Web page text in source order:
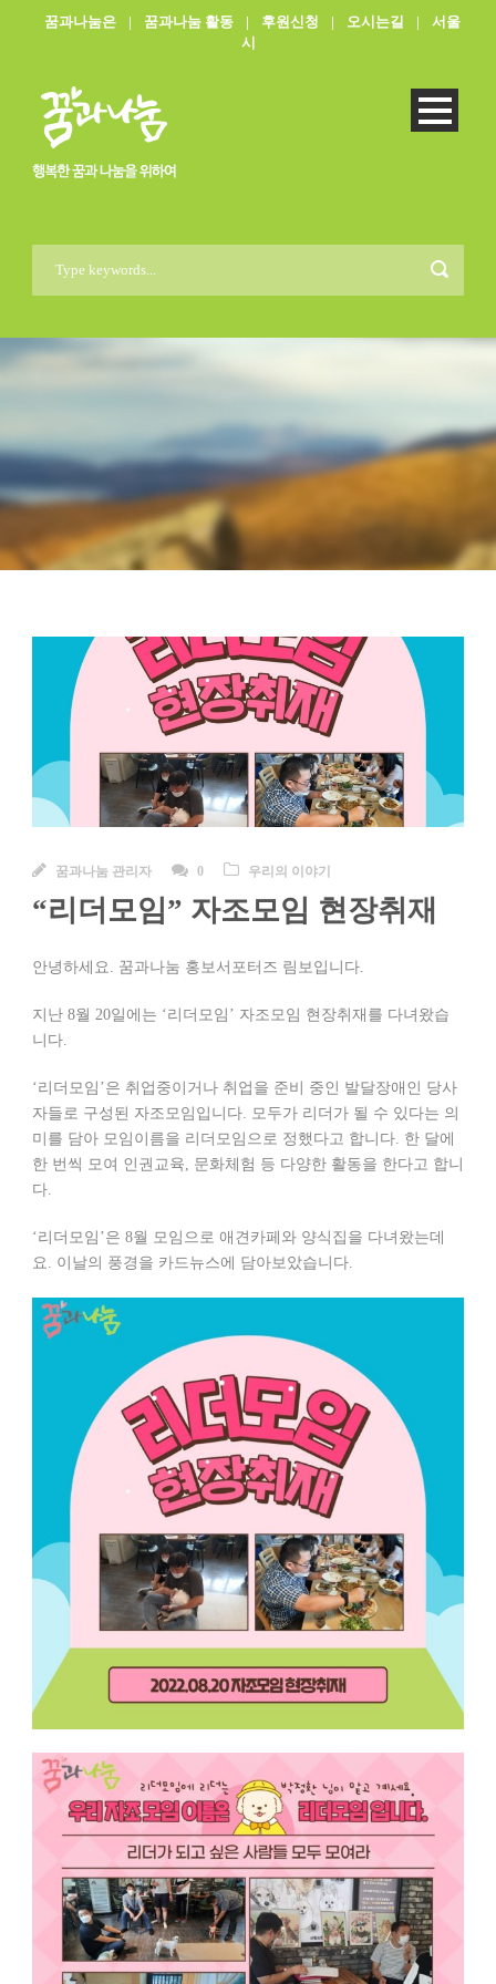
꿈과나눔은 | 꿈과나눔 활동 | 후원신청 | 오시는길 |
서울
시
꿈과나눔 관리자 0 우리의 이야기
“리더모임” 자조모임 현장취재
안녕하세요. 꿈과나눔 홍보서포터즈 림보입니다.
지난 8월 20일에는 ‘리더모임’ 자조모임 현장취재를 다녀왔습
니다.
‘리더모임’은 취업중이거나 취업을 준비 중인 발달장애인 당사
자들로 구성된 자조모임입니다. 모두가 리더가 될 수 있다는 의
미를 담아 모임이름을 리더모임으로 정했다고 합니다. 한 달에
한 번씩 모여 인권교육, 문화체험 등 다양한 활동을 한다고 합니
다.
‘리더모임’은 8월 모임으로 애견카페와 양식집을 다녀왔는데
요. 이날의 풍경을 카드뉴스에 담아보았습니다.